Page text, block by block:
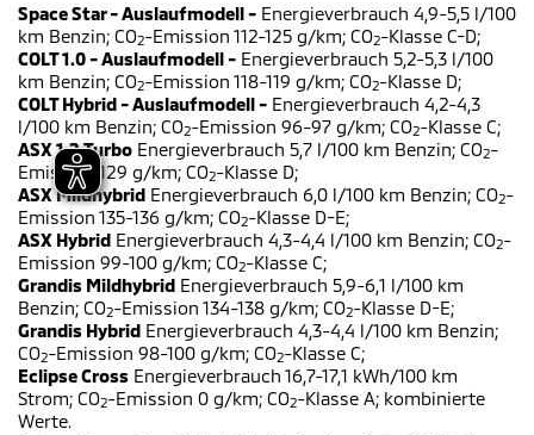
Space Star - Auslaufmodell - Energieverbrauch 4,9-5,5 l/100
km Benzin; CO2-Emission 112-125 g/km; CO2-Klasse C-D;
COLT 1.0 - Auslaufmodell - Energieverbrauch 5,2-5,3 l/100
km Benzin; CO2-Emission 118-119 g/km; CO2-Klasse D;
COLT Hybrid - Auslaufmodell - Energieverbrauch 4,2-4,3
l/100 km Benzin; CO2-Emission 96-97 g/km; CO2-Klasse C;
ASX 1.2 Turbo Energieverbrauch 5,7 l/100 km Benzin; CO2-
Emission 129 g/km; CO2-Klasse D;
ASX Mildhybrid Energieverbrauch 6,0 l/100 km Benzin; CO2-
Emission 135-136 g/km; CO2-Klasse D-E;
ASX Hybrid Energieverbrauch 4,3-4,4 l/100 km Benzin; CO2-
Emission 99-100 g/km; CO2-Klasse C;
Grandis Mildhybrid Energieverbrauch 5,9-6,1 l/100 km
Benzin; CO2-Emission 134-138 g/km; CO2-Klasse D-E;
Grandis Hybrid Energieverbrauch 4,3-4,4 l/100 km Benzin;
CO2-Emission 98-100 g/km; CO2-Klasse C;
Eclipse Cross Energieverbrauch 16,7-17,1 kWh/100 km
Strom; CO2-Emission 0 g/km; CO2-Klasse A; kombinierte
Werte.